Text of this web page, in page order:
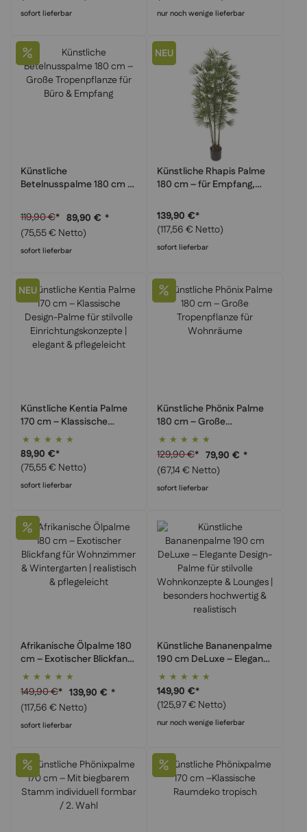
sofort lieferbar nur noch wenige lieferbar
Künstliche
Betelnusspalme 180 cm –
Büro & Empfang
119,90 €* 89,90 € *
(75,55 € Netto)
sofort lieferbar
NEU
Künstliche Rhapis Palme
180 cm – für Empfang,
Interieurs
139,90 €*
(117,56 € Netto)
sofort lieferbar
NEU
Künstliche Kentia Palme
170 cm – Klassische
Design-Palme für stilvolle
Einrichtungskonzepte |
elegant & pflegeleicht
Bewertung:
100%
89,90 €*
(75,55 € Netto)
sofort lieferbar
Künstliche Phönix Palme
180 cm – Große
Tropenpflanze für
Wohnräume
Bewertung:
99%
129,90 €* 79,90 € *
(67,14 € Netto)
sofort lieferbar
Afrikanische Ölpalme 180
cm – Exotischer Blickfang
für Wohnzimmer &
Wintergarten | realistisch
& pflegeleicht
Bewertung:
100%
149,90 €* 139,90 € *
(117,56 € Netto)
sofort lieferbar
Künstliche Bananenpalme
190 cm DeLuxe – Elegante
Design-Palme für stilvolle
Wohnkonzepte & Lounges
| besonders hochwertig &
realistisch
Bewertung:
100%
149,90 €*
(125,97 € Netto)
nur noch wenige lieferbar